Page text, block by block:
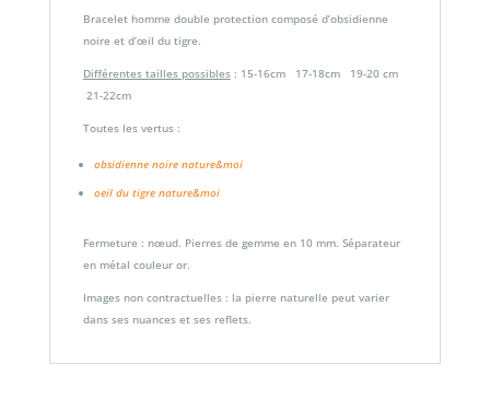
Bracelet homme double protection composé d’obsidienne
noire et d’œil du tigre.
Différentes tailles possibles: 15-16cm 17-18cm 19-20 cm
21-22cm
Toutes les vertus :
obsidienne noire nature&moi
oeil du tigre nature&moi
Fermeture : nœud. Pierres de gemme en 10 mm. Séparateur
en métal couleur or.
Images non contractuelles : la pierre naturelle peut varier
dans ses nuances et ses reflets.